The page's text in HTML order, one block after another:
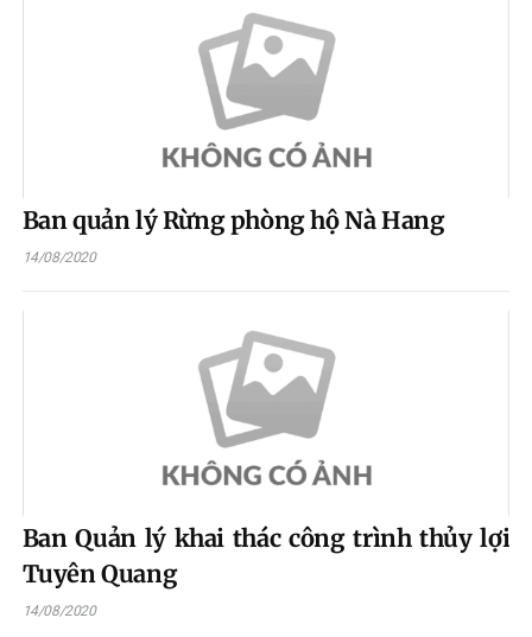
Ban quản lý Rừng phòng hộ Nà Hang
14/08/2020
Ban Quản lý khai thác công trình thủy lợi
Tuyên Quang
14/08/2020